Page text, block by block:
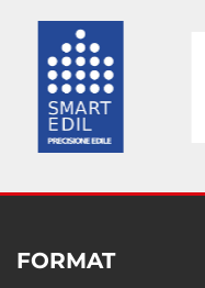
FORMAT